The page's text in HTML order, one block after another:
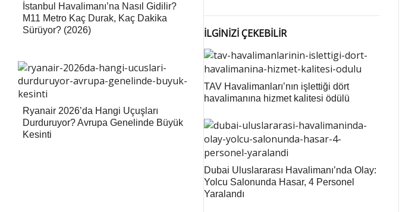
İstanbul Havalimanı’na Nasıl Gidilir?
M11 Metro Kaç Durak, Kaç Dakika
Sürüyor? (2026)
Ryanair 2026’da Hangi Uçuşları
Durduruyor? Avrupa Genelinde Büyük
Kesinti
İLGİNİZİ ÇEKEBİLİR
TAV Havalimanları’nın işlettiği dört
havalimanına hizmet kalitesi ödülü
Dubai Uluslararası Havalimanı’nda Olay:
Yolcu Salonunda Hasar, 4 Personel
Yaralandı